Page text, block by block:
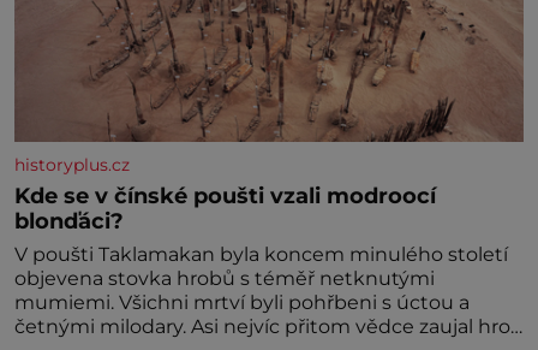
historyplus.cz
Kde se v čínské poušti vzali modroocí
blonďáci?
V poušti Taklamakan byla koncem minulého století
objevena stovka hrobů s téměř netknutými
mumiemi. Všichni mrtví byli pohřbeni s úctou a
četnými milodary. Asi nejvíc přitom vědce zaujal hrob